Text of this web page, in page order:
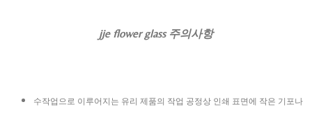
jje flower glass 주의사항
수작업으로 이루어지는 유리 제품의 작업 공정상 인쇄 표면에 작은 기포나